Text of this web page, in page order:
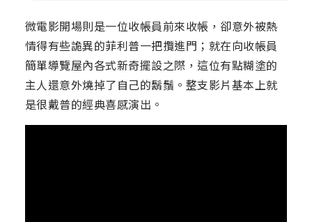
微電影開場則是一位收帳員前來收帳，卻意外被熱
情得有些詭異的菲利普一把攬進門；就在向收帳員
簡單導覽屋內各式新奇擺設之際，這位有點糊塗的
主人還意外燒掉了自己的鬍鬚。整支影片基本上就
是很戴普的經典喜感演出。